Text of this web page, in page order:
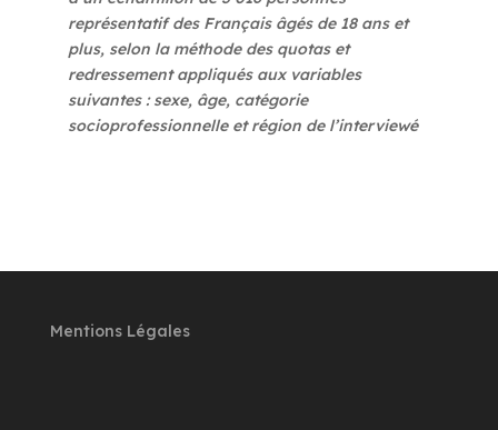
représentatif des Français âgés de 18 ans et
plus, selon la méthode des quotas et
redressement appliqués aux variables
suivantes : sexe, âge, catégorie
socioprofessionnelle et région de l’interviewé
Mentions Légales